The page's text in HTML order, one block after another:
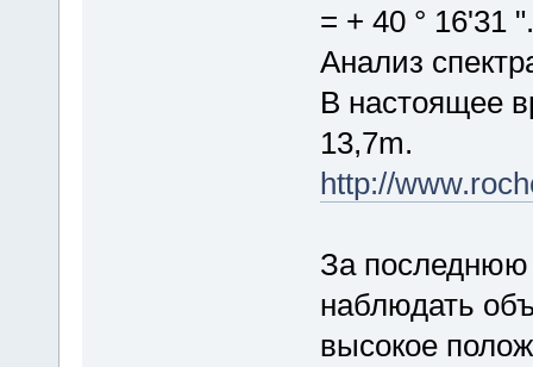
= + 40 ° 16'31
Анализ
В настоящее
13,7m.
http://
За последнюю
наблюдать
высокое